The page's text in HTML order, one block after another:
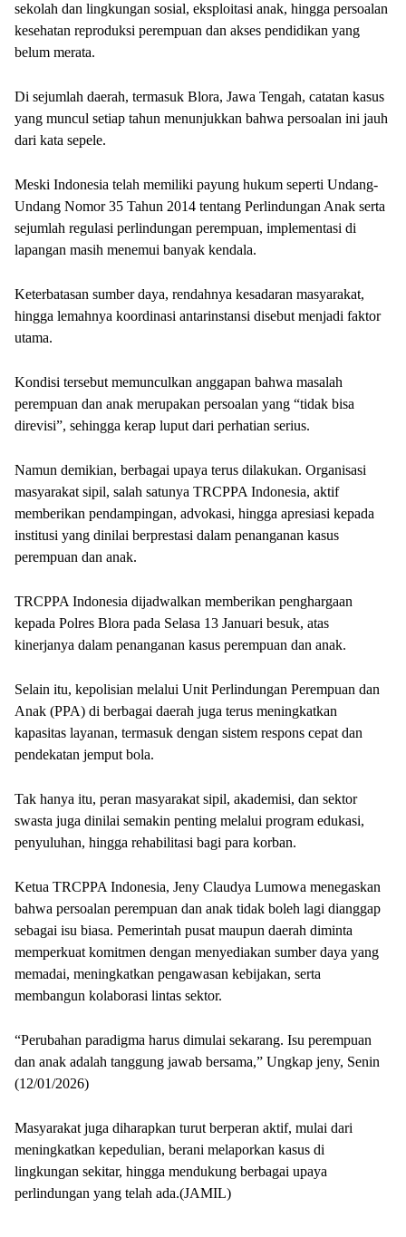
sekolah dan lingkungan sosial, eksploitasi anak, hingga persoalan
kesehatan reproduksi perempuan dan akses pendidikan yang
belum merata.
Di sejumlah daerah, termasuk Blora, Jawa Tengah, catatan kasus
yang muncul setiap tahun menunjukkan bahwa persoalan ini jauh
dari kata sepele.
Meski Indonesia telah memiliki payung hukum seperti Undang-
Undang Nomor 35 Tahun 2014 tentang Perlindungan Anak serta
sejumlah regulasi perlindungan perempuan, implementasi di
lapangan masih menemui banyak kendala.
Keterbatasan sumber daya, rendahnya kesadaran masyarakat,
hingga lemahnya koordinasi antarinstansi disebut menjadi faktor
utama.
Kondisi tersebut memunculkan anggapan bahwa masalah
perempuan dan anak merupakan persoalan yang “tidak bisa
direvisi”, sehingga kerap luput dari perhatian serius.
Namun demikian, berbagai upaya terus dilakukan. Organisasi
masyarakat sipil, salah satunya TRCPPA Indonesia, aktif
memberikan pendampingan, advokasi, hingga apresiasi kepada
institusi yang dinilai berprestasi dalam penanganan kasus
perempuan dan anak.
TRCPPA Indonesia dijadwalkan memberikan penghargaan
kepada Polres Blora pada Selasa 13 Januari besuk, atas
kinerjanya dalam penanganan kasus perempuan dan anak.
Selain itu, kepolisian melalui Unit Perlindungan Perempuan dan
Anak (PPA) di berbagai daerah juga terus meningkatkan
kapasitas layanan, termasuk dengan sistem respons cepat dan
pendekatan jemput bola.
Tak hanya itu, peran masyarakat sipil, akademisi, dan sektor
swasta juga dinilai semakin penting melalui program edukasi,
penyuluhan, hingga rehabilitasi bagi para korban.
Ketua TRCPPA Indonesia, Jeny Claudya Lumowa menegaskan
bahwa persoalan perempuan dan anak tidak boleh lagi dianggap
sebagai isu biasa. Pemerintah pusat maupun daerah diminta
memperkuat komitmen dengan menyediakan sumber daya yang
memadai, meningkatkan pengawasan kebijakan, serta
membangun kolaborasi lintas sektor.
“Perubahan paradigma harus dimulai sekarang. Isu perempuan
dan anak adalah tanggung jawab bersama,” Ungkap jeny, Senin
(12/01/2026)
Masyarakat juga diharapkan turut berperan aktif, mulai dari
meningkatkan kepedulian, berani melaporkan kasus di
lingkungan sekitar, hingga mendukung berbagai upaya
perlindungan yang telah ada.(JAMIL)